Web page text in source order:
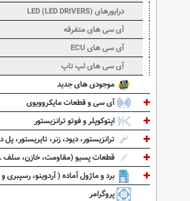
درایورهای LED (LED DRIVERS)
آی سی های متفرقه
آی سی های ECU
آی سی های لپ تاپ
موجودی های جدید
آی سی و قطعات مایکروویوی
اپتوکوپلر و فوتو ترانزیستور
ترانزیستور، دیود، زنر، تایریستور، پل
قطعات پسیو (مقاومت، خازن، سلف
برد و ماژول آماده ( آردوینو، رسپبری
پروگرامر